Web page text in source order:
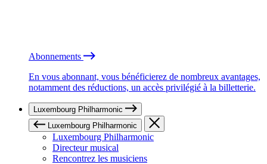
Abonnements
En vous abonnant, vous bénéficierez de nombreux avantages,
notamment des réductions, un accès privilégié à la billetterie.
Luxembourg Philharmonic
Luxembourg Philharmonic
Luxembourg Philharmonic
Directeur musical
Rencontrez les musiciens